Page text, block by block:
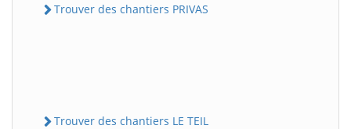
Trouver des chantiers PRIVAS
Trouver des chantiers LE TEIL